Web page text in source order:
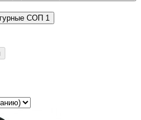
СОП 1